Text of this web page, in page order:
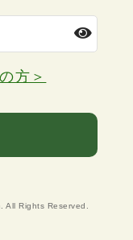
方＞
Rights Reserved.